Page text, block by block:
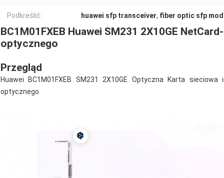
Podkreślić: huawei sfp transceiver, fiber optic sfp
BC1M01FXEB Huawei SM231 2X10GE
optycznego
Przegląd
Huawei BC1M01FXEB SM231 2X10GE Optyczna Karta
optycznego.